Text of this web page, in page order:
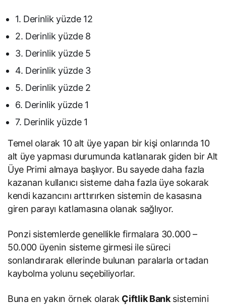
1. Derinlik yüzde 12
2. Derinlik yüzde 8
3. Derinlik yüzde 5
4. Derinlik yüzde 3
5. Derinlik yüzde 2
6. Derinlik yüzde 1
7. Derinlik yüzde 1
Temel olarak 10 alt üye yapan bir kişi onlarında 10
alt üye yapması durumunda katlanarak giden bir Alt
Üye Primi almaya başlıyor. Bu sayede daha fazla
kazanan kullanıcı sisteme daha fazla üye sokarak
kendi kazancını arttırırken sistemin de kasasına
giren parayı katlamasına olanak sağlıyor.
Ponzi sistemlerde genellikle firmalara 30.000 –
50.000 üyenin sisteme girmesi ile süreci
sonlandırarak ellerinde bulunan paralarla ortadan
kaybolma yolunu seçebiliyorlar.
Buna en yakın örnek olarak Çiftlik Banksistemini